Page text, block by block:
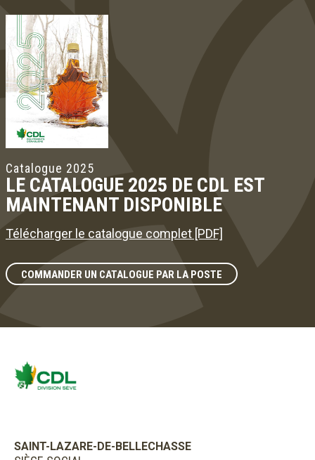
Catalogue 2025
LE CATALOGUE 2025 DE CDL EST
MAINTENANT DISPONIBLE
Télécharger le catalogue complet [PDF]
COMMANDER UN CATALOGUE PAR LA POSTE
SAINT-LAZARE-DE-BELLECHASSE